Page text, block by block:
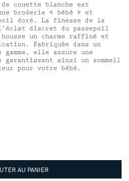
couette blanche est
broderie « bébé » et
doré. La finesse de la
discret du passepoil
un charme raffiné et
Fabriquée dans un
elle assure une
garantissant ainsi un sommeil
pour votre bébé.
AU PANIER